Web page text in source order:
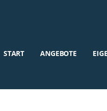
START ANGEBOTE